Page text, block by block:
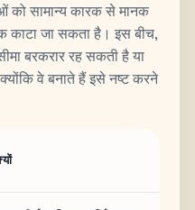
को सामान्य कारक से मानक
काटा जा सकता है। इस बीच,
बरकरार रह सकती है या
वे बनाते हैं इसे नष्ट करने